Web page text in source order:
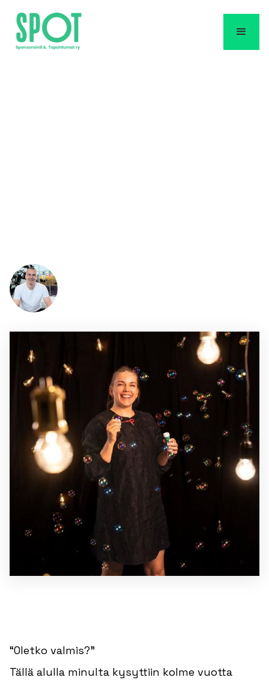
“Oletko valmis?”
Tällä alulla minulta kysyttiin kolme vuotta